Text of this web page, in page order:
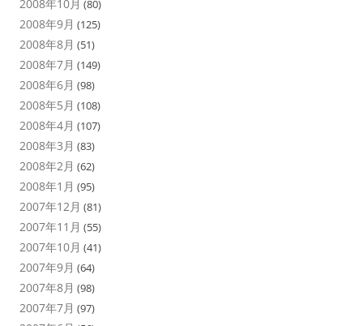
2008年10月 (80)
2008年9月 (125)
2008年8月 (51)
2008年7月 (149)
2008年6月 (98)
2008年5月 (108)
2008年4月 (107)
2008年3月 (83)
2008年2月 (62)
2008年1月 (95)
2007年12月 (81)
2007年11月 (55)
2007年10月 (41)
2007年9月 (64)
2007年8月 (98)
2007年7月 (97)